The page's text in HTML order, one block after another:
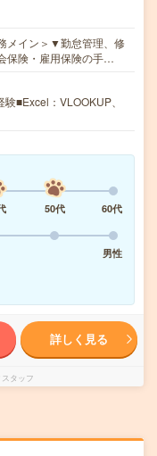
メイン＞▼勤怠管理、修
保険・雇用保険の手…
■Excel：VLOOKUP、
50代
60代
男性
詳しく見る
タッフ